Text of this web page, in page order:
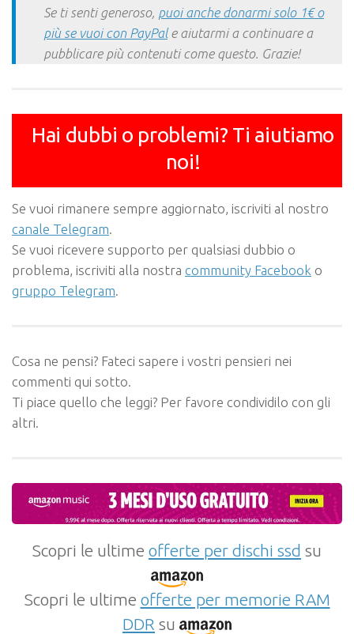
Se ti senti generoso, puoi anche donarmi solo 1€ o
più se vuoi con PayPale aiutarmi a continuare a
pubblicare più contenuti come questo. Grazie!
Hai dubbi o problemi? Ti aiutiamo
noi!
Se vuoi rimanere sempre aggiornato, iscriviti al nostro
canale Telegram.
Se vuoi ricevere supporto per qualsiasi dubbio o
problema, iscriviti alla nostra community Facebook o
gruppo Telegram.
Cosa ne pensi? Fateci sapere i vostri pensieri nei
commenti qui sotto.
Ti piace quello che leggi? Per favore condividilo con gli
altri.
Scopri le ultime offerte per dischi ssd su
Scopri le ultime offerte per memorie RAM
DDR su